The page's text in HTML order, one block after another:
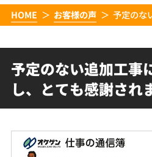
HOME お客様の声 予定のな
予定のない追加工事
し、とても感謝され